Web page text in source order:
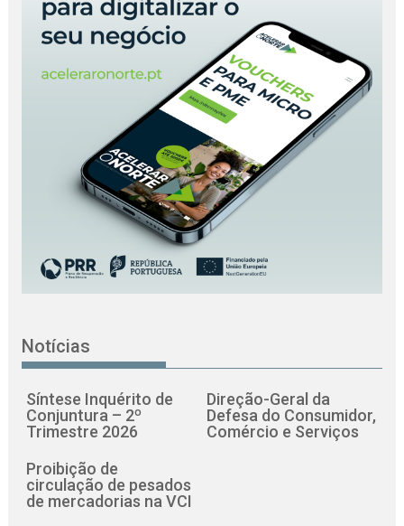
Notícias
Síntese Inquérito de
Conjuntura – 2º
Trimestre 2026
Direção-Geral da
Defesa do Consumidor,
Comércio e Serviços
Proibição de
circulação de pesados
de mercadorias na VCI